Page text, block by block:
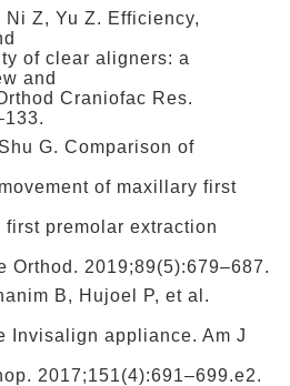
Z, Yu Z. Efficiency,
of clear aligners: a
and
Craniofac Res.
G. Comparison of
of maxillary first
premolar extraction
Orthod. 2019;89(5):679–687.
B, Hujoel P, et al.
Invisalign appliance. Am J
2017;151(4):691–699.e2.